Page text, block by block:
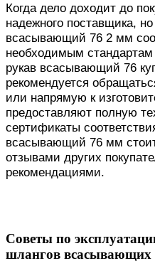
Когда дело доходит до
надежного поставщика,
всасывающий 76 2 мм
необходимым
рукав всасывающий 76
рекомендуется
или напрямую к
предоставляют полную
сертификаты
всасывающий 76 мм
отзывами других
рекомендациями.
Советы по
шлангов